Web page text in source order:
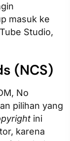
masuk ke
Studio,
(NCS)
No
pilihan yang
ini
karena